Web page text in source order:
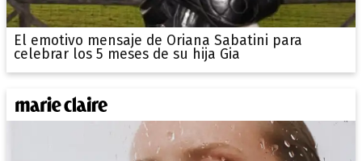
El emotivo mensaje de Oriana Sabatini para
celebrar los 5 meses de su hija Gia